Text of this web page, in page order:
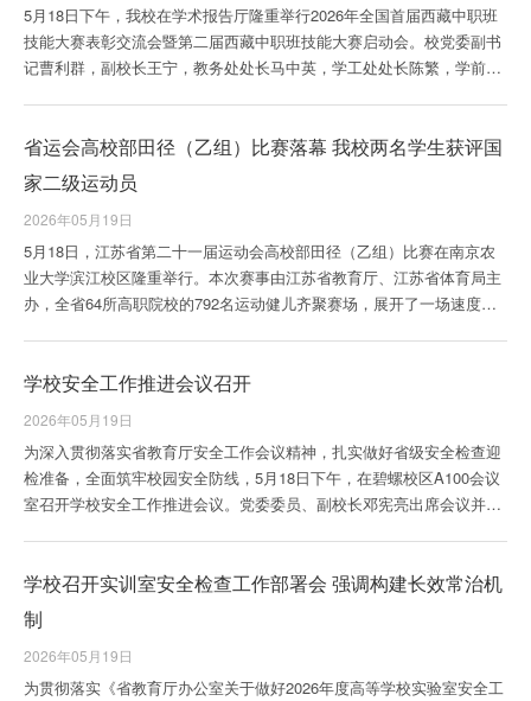
5月18日下午，我校在学术报告厅隆重举行2026年全国首届西藏中职班
技能大赛表彰交流会暨第二届西藏中职班技能大赛启动会。校党委副书
记曹利群，副校长王宁，教务处处长马中英，学工处处长陈繁，学前与
持。曹利群宣读获奖名单，与会领导先后为获奖学生和优秀指导教师颁
奖，并勉励大家珍惜荣誉、再创佳绩。王宁在讲话中指出，此次大赛既
是检验我校西藏中职班办学质量的试金石，也是展...
省运会高校部田径（乙组）比赛落幕 我校两名学生获评国
家二级运动员
2026年05月19日
5月18日，江苏省第二十一届运动会高校部田径（乙组）比赛在南京农
业大学滨江校区隆重举行。本次赛事由江苏省教育厅、江苏省体育局主
办，全省64所高职院校的792名运动健儿齐聚赛场，展开了一场速度与
先、迎难而上，在赛场上全力以赴挑战自我，凭借扎实的训练功底和良
精神饱满、斗志昂扬，全身心投入每一轮比拼。在...
学校安全工作推进会议召开
2026年05月19日
为深入贯彻落实省教育厅安全工作会议精神，扎实做好省级安全检查迎
检准备，全面筑牢校园安全防线，5月18日下午，在碧螺校区A100会议
室召开学校安全工作推进会议。党委委员、副校长邓宪亮出席会议并讲
议精神，逐条解读了教育厅关于校园安全工作重点的文件要求，深入分
析了当前校园安全工作面临的新形势、新任务和新挑战。他指出，校园
安全是学校发展的生命线，是一切工作的前提和...
学校召开实训室安全检查工作部署会 强调构建长效常治机
制
2026年05月19日
为贯彻落实《省教育厅办公室关于做好2026年度高等学校实验室安全工